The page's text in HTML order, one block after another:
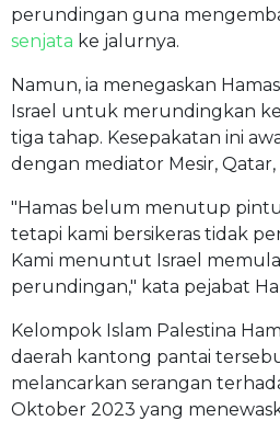
perundingan guna
senjata ke jalurnya.
Namun, ia menegaskan
Israel untuk merundingkan
tiga tahap. Kesepakatan ini
dengan mediator Mesir, Qatar,
"Hamas belum menutup
tetapi kami bersikeras tidak
Kami menuntut Israel
perundingan," kata pejabat
Kelompok Islam Palestina
daerah kantong pantai
melancarkan serangan
Oktober 2023 yang